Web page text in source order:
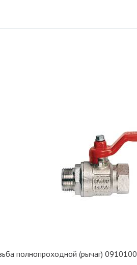
полнопроходной (рычаг) 0910100